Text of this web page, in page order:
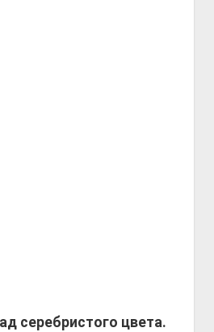
серебристого цвета.